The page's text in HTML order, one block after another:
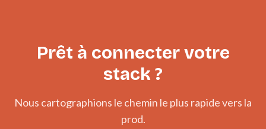
Prêt à connecter votre
stack ?
Nous cartographions le chemin le plus rapide vers la
prod.